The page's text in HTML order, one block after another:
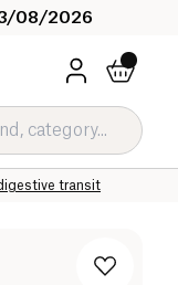
08/2026
transit